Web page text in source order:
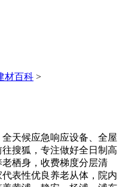
材百科 >
天候应急响应设备、全屋
搜狐，专注做好全日制高
栖身，收费梯度分层清
表性优良养老从体，院内